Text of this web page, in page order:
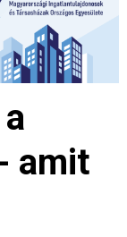
amit